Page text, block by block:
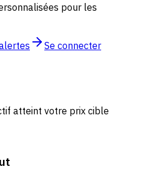
pour les
Se connecter
atteint votre prix cible